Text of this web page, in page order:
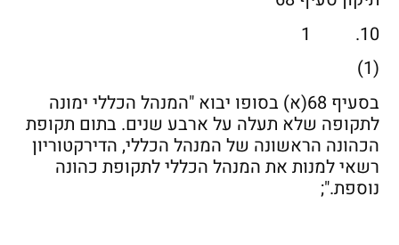
10. 1
(1)
בסעיף 68(א) בסופו יבוא "המנהל הכללי ימונה
לתקופה שלא תעלה על ארבע שנים. בתום תקופת
הכהונה הראשונה של המנהל הכללי, הדירקטוריון
רשאי למנות את המנהל הכללי לתקופת כהונה
נוספת.";